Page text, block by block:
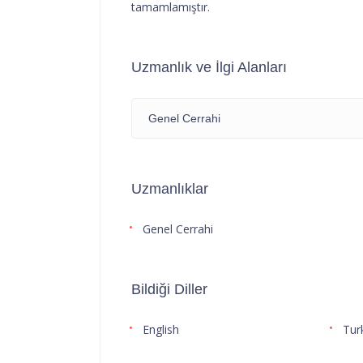
tamamlamıştır.
Uzmanlık ve İlgi Alanları
Genel Cerrahi
Uzmanlıklar
Genel Cerrahi
Bildiği Diller
English